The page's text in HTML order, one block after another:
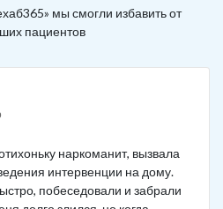
мы смогли избавить от
пациентов
наркоманит, вызвала
интервенции на дому.
побеседовали и забрали